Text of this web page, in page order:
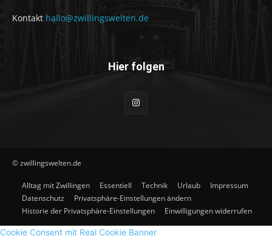
Kontakt hallo@zwillingswelten.de
Hier folgen
© zwillingswelten.de
Alltag mit Zwillingen Essentiell Technik Urlaub
Impressum
Datenschutz
Privatsphäre-Einstellungen ändern
Historie der Privatsphäre-Einstellungen
Einwilligungen widerrufen
Cookie Consent mit Real Cookie Banner